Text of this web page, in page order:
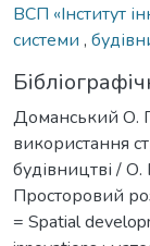
ВСП «Інститут
системи ,
Доманський О.
використання
будівництві /
Просторовий
= Spatial